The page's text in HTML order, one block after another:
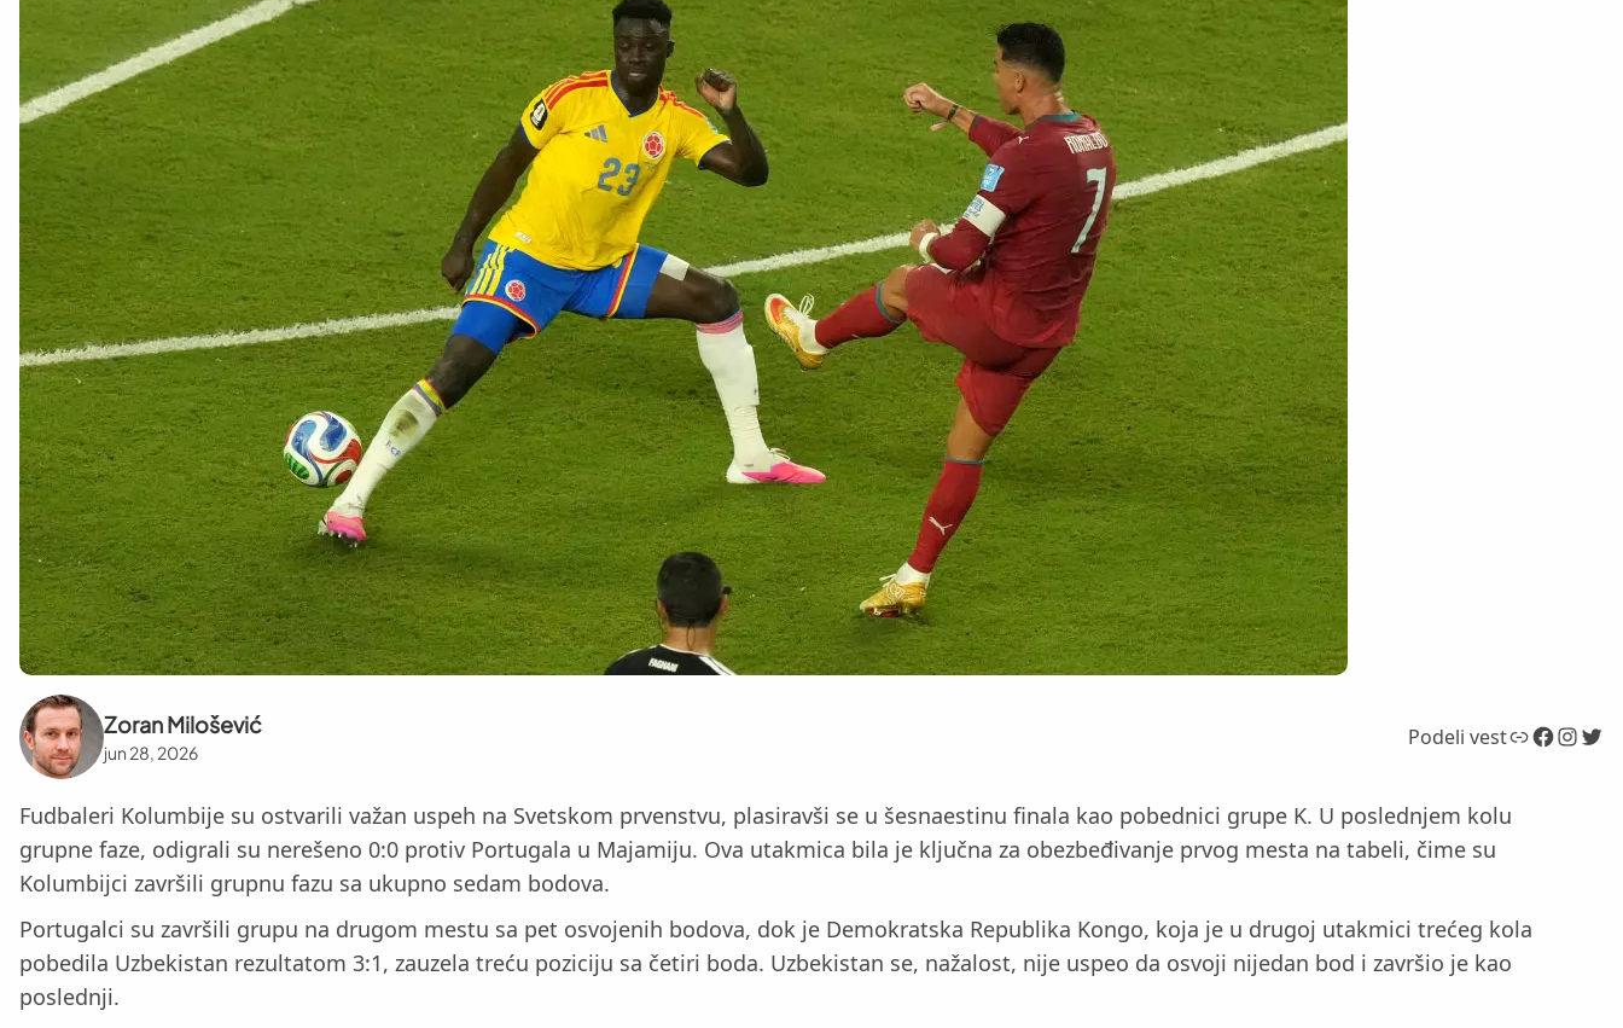
Zoran Milošević
jun 28, 2026
Podeli vestLink Facebook InstagramTwitter
Fudbaleri Kolumbije su ostvarili važan uspeh na Svetskom prvenstvu, plasiravši se u šesnaestinu finala kao pobednici grupe K. U poslednjem kolu
grupne faze, odigrali su nerešeno 0:0 protiv Portugala u Majamiju. Ova utakmica bila je ključna za obezbeđivanje prvog mesta na tabeli, čime su
Kolumbijci završili grupnu fazu sa ukupno sedam bodova.
Portugalci su završili grupu na drugom mestu sa pet osvojenih bodova, dok je Demokratska Republika Kongo, koja je u drugoj utakmici trećeg kola
pobedila Uzbekistan rezultatom 3:1, zauzela treću poziciju sa četiri boda. Uzbekistan se, nažalost, nije uspeo da osvoji nijedan bod i završio je kao
poslednji.